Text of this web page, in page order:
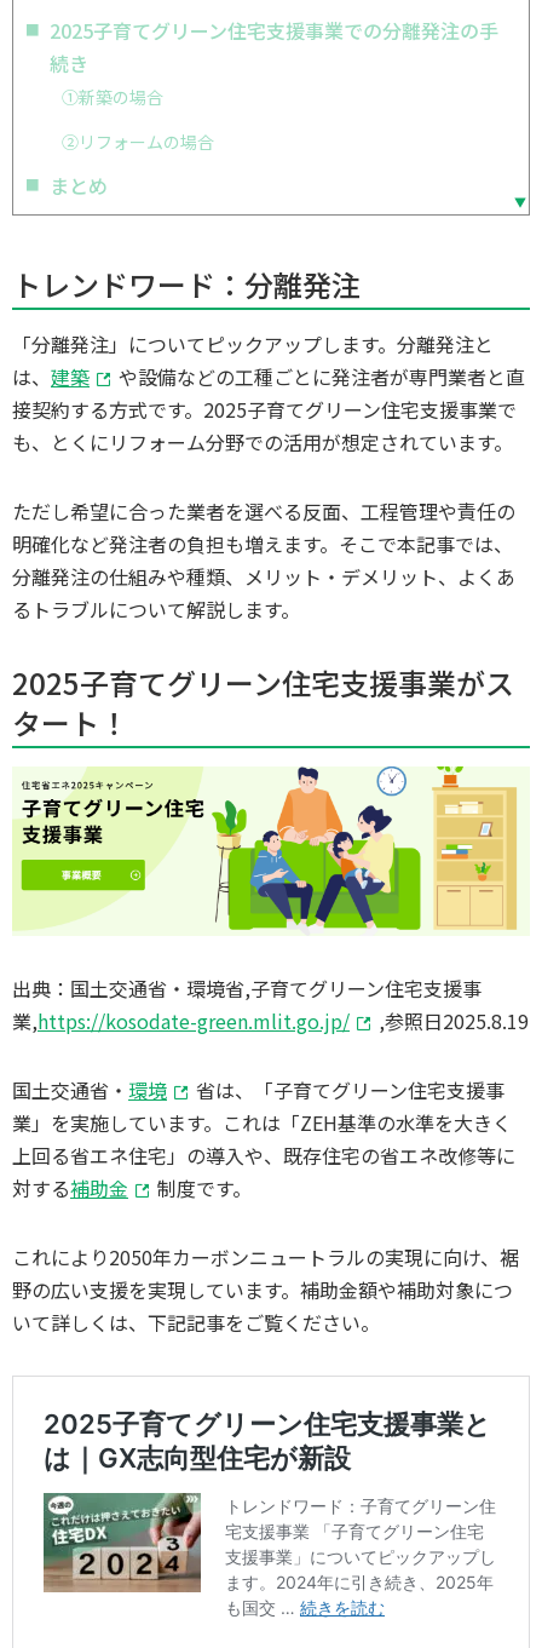
2025子育てグリーン住宅支援事業での分離発注の手
続き
①新築の場合
②リフォームの場合
まとめ
トレンドワード：分離発注
「分離発注」についてピックアップします。分離発注と
は、 建築
や設備などの工種ごとに発注者が専門業者と直
接契約する方式です。2025子育てグリーン住宅支援事業で
も、とくにリフォーム分野での活用が想定されています。
ただし希望に合った業者を選べる反面、工程管理や責任の
明確化など発注者の負担も増えます。そこで本記事では、
分離発注の仕組みや種類、メリット・デメリット、よくあ
るトラブルについて解説します。
2025子育てグリーン住宅支援事業がス
タート！
出典：国土交通省・環境省,子育てグリーン住宅支援事
業,https://kosodate-green.mlit.go.jp/ ,参照日2025.8.19
国土交通省・ 環境
省は、「子育てグリーン住宅支援事
業」を実施しています。これは「ZEH基準の水準を大きく
上回る省エネ住宅」の導入や、既存住宅の省エネ改修等に
対する補助金 制度です。
これにより2050年カーボンニュートラルの実現に向け、裾
野の広い支援を実現しています。補助金額や補助対象につ
いて詳しくは、下記記事をご覧ください。